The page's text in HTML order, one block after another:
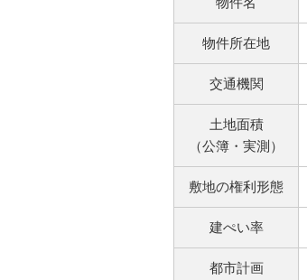
物件所在地
交通機関
土地面積
（公簿・実測）
敷地の権利形態
建ぺい率
都市計画